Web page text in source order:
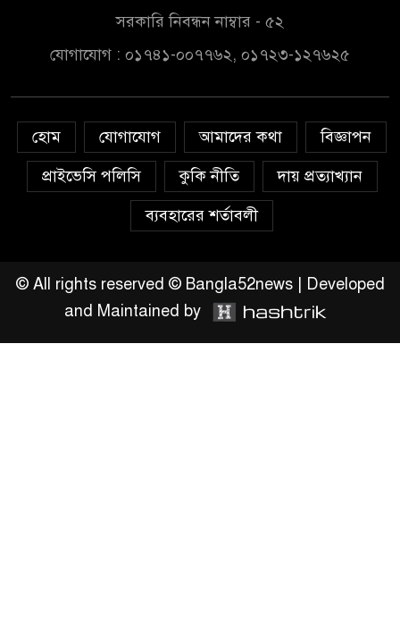
সরকার,প্রবাসীদের বিনিয়োগের
চাঁদপুরে মাটির নিচে গাঁজার ড্রাম,
মাদক কারবারি আটক
লুটপাট ও পাচারমুখী বাজেট
সংশোধনের দাবিতে ফরিদগঞ্জে
উঠান বৈঠক
সরকারি নিবন্ধন নাম্বার - ৫২
যোগাযোগ : ০১৭৪১-০০৭৭৬২, ০১৭২৩-১২৭৬২৫
হোম যোগাযোগ আমাদের কথা
বিজ্ঞাপন
প্রাইভেসি পলিসি
কুকি নীতি
দায় প্রত্যাখ্যান
ব্যবহারের শর্তাবলী
© All rights reserved © Bangla52news | Developed
and Maintained by